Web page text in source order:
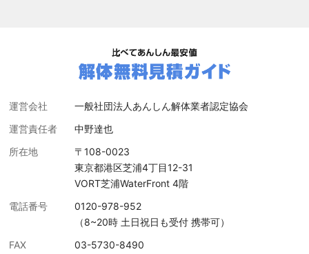
運営会社
一般社団法人あんしん解体業者認定協会
運営責任者
中野達也
所在地
〒108-0023
東京都港区芝浦4丁目12-31
VORT芝浦WaterFront 4階
電話番号
0120-978-952
（8~20時 土日祝日も受付 携帯可）
FAX
03-5730-8490